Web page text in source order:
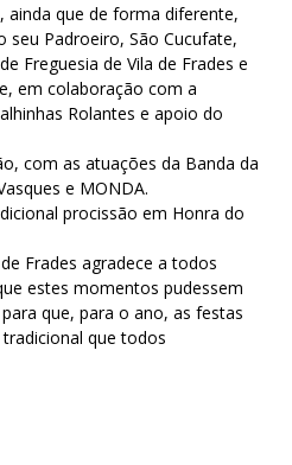
ainda que de forma diferente,
seu Padroeiro, São Cucufate,
Freguesia de Vila de Frades e
em colaboração com a
Rolantes e apoio do
com as atuações da Banda da
e MONDA.
procissão em Honra do
Frades agradece a todos
estes momentos pudessem
que, para o ano, as festas
que todos